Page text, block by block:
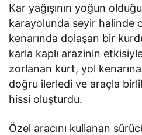
Kar yağışının yoğun
karayolunda seyir halinde
kenarında dolaşan bir
karla kaplı arazinin
zorlanan kurt, yol
doğru ilerledi ve araçla
hissi oluşturdu.
Özel aracını kullanan